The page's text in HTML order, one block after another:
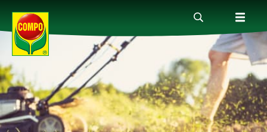
Produse
Ghiduri